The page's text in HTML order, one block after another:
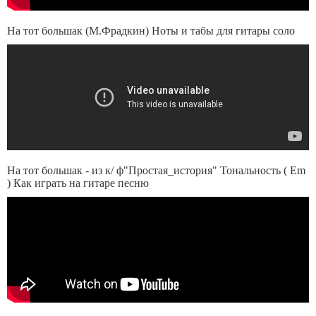
На тот большак (М.Фрадкин) Ноты и табы для гитары соло
На тот большак - из к/ ф"Простая_история" Тональность ( Еm
) Как играть на гитаре песню